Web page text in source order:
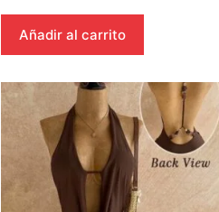
Añadir al carrito